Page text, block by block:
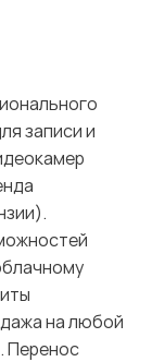
записи и
на любой
Перенос